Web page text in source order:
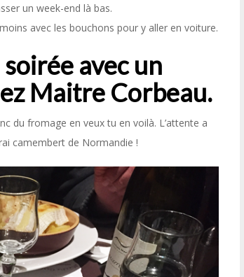
un week-end là bas.
avec les bouchons pour y aller en voiture.
avec un
Maitre Corbeau.
du fromage en veux tu en voilà. L’attente a
camembert de Normandie !